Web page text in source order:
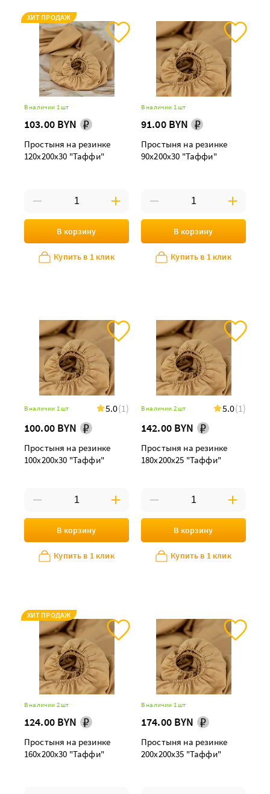
ХИТ ПРОДАЖ
В наличии 1 шт
103.00 BYN
Простыня на резинке
120х200х30 "Таффи"
В корзину
Купить в 1 клик
В наличии 1 шт
91.00 BYN
Простыня на резинке
90х200х30 "Таффи"
В корзину
Купить в 1 клик
В наличии 1 шт 5.0(1)
100.00 BYN
Простыня на резинке
100х200х30 "Таффи"
В корзину
Купить в 1 клик
В наличии 2 шт 5.0(1)
142.00 BYN
Простыня на резинке
180х200х25 "Таффи"
В корзину
Купить в 1 клик
ХИТ ПРОДАЖ
В наличии 2 шт
124.00 BYN
Простыня на резинке
160х200х30 "Таффи"
В наличии 1 шт
174.00 BYN
Простыня на резинке
200х200х35 "Таффи"